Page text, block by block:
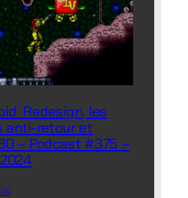
Redesign, les
anti-retour et
– Podcast #375 –